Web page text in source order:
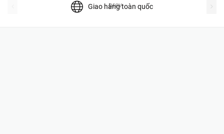
Giao hàng toàn quốc
prev